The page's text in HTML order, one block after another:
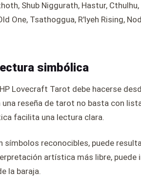
Shub Niggurath, Hastur,
One, Tsathoggua, R'lyeh Rising,
simbólica
Lovecraft Tarot debe hacerse
reseña de tarot no basta con
facilita una lectura clara.
símbolos reconocibles, puede
artística más libre,
la baraja.